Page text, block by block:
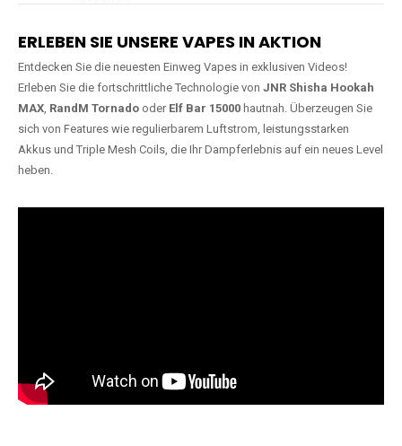
ERLEBEN SIE UNSERE VAPES IN AKTION
Entdecken Sie die neuesten Einweg Vapes in exklusiven Videos!
Erleben Sie die fortschrittliche Technologie von JNR Shisha Hookah
MAX, RandM Tornado oder Elf Bar 15000 hautnah. Überzeugen Sie
sich von Features wie regulierbarem Luftstrom, leistungsstarken
Akkus und Triple Mesh Coils, die Ihr Dampferlebnis auf ein neues Level
heben.